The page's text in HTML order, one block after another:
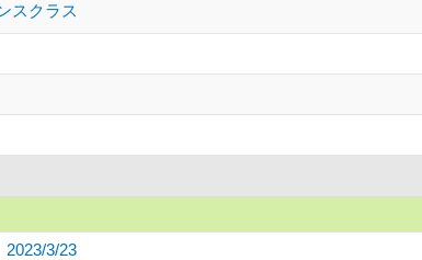
スクラス
3/23